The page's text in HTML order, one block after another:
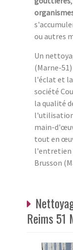
ou autres
Un
(Marne-
l'éclat et
société
la qualité
main-
tout en
l'entretien
Brusson
Reims 51